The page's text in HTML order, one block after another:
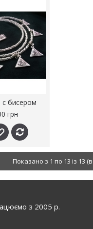
с бисером
грн
Показано з 1 по 13 із 13
з 2005 р.